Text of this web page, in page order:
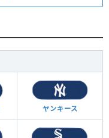
ヤンキース